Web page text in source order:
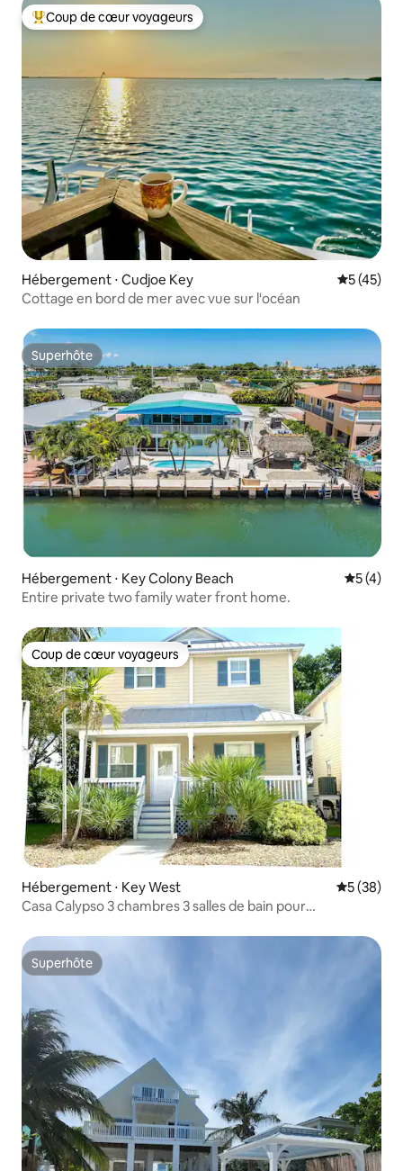
Coups de cœur voyageurs les plus appréciés
Coup de cœur voyageurs
Hébergement ⋅ Cudjoe Key
5 (45)
Cottage en bord de mer avec vue sur l'océan
Superhôte
Superhôte
Hébergement ⋅ Key Colony Beach
5 (4)
Entire private two family water front home.
Coup de cœur voyageurs
Coup de cœur voyageurs
Hébergement ⋅ Key West
5 (38)
Casa Calypso 3 chambres 3 salles de bain pour
Superhôte
Superhôte